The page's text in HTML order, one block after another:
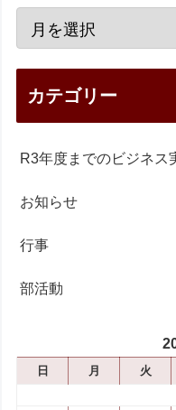
カテゴリー
R3年度までのビジネス
お知らせ
行事
部活動
日 月 火